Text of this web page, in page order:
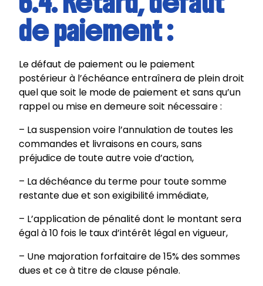
de paiement :
Le défaut de paiement ou le paiement
postérieur à l’échéance entraînera de plein droit
quel que soit le mode de paiement et sans qu’un
rappel ou mise en demeure soit nécessaire :
– La suspension voire l’annulation de toutes les
commandes et livraisons en cours, sans
préjudice de toute autre voie d’action,
– La déchéance du terme pour toute somme
restante due et son exigibilité immédiate,
– L’application de pénalité dont le montant sera
égal à 10 fois le taux d’intérêt légal en vigueur,
– Une majoration forfaitaire de 15% des sommes
dues et ce à titre de clause pénale.